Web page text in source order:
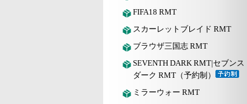
FIFA18 RMT
スカーレットブレイド RMT
ブラウザ三国志 RMT
SEVENTH DARK RMT|セブンス
ダーク RMT（予約制）
ミラーウォー RMT